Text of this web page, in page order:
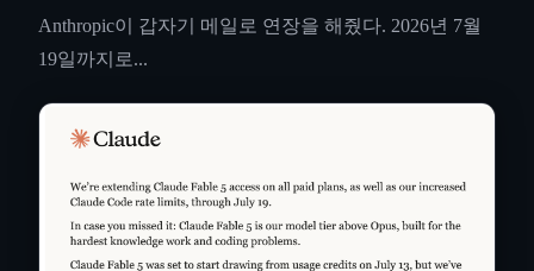
Anthropic이 갑자기 메일로 연장을 해줬다. 2026년 7월
19일까지로...